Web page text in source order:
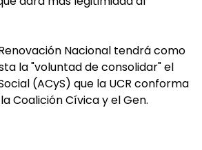
Nacional tendrá como
la "voluntad de consolidar" el
(ACyS) que la UCR conforma
Coalición Cívica y el Gen.